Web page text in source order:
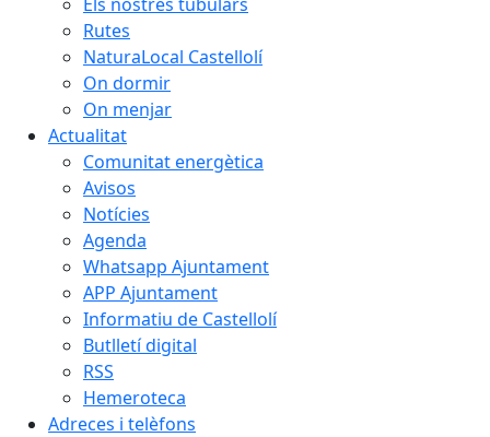
Rutes
NaturaLocal Castellolí
On dormir
On menjar
Actualitat
Comunitat energètica
Avisos
Notícies
Agenda
Whatsapp Ajuntament
APP Ajuntament
Informatiu de Castellolí
Butlletí digital
RSS
Hemeroteca
Adreces i telèfons